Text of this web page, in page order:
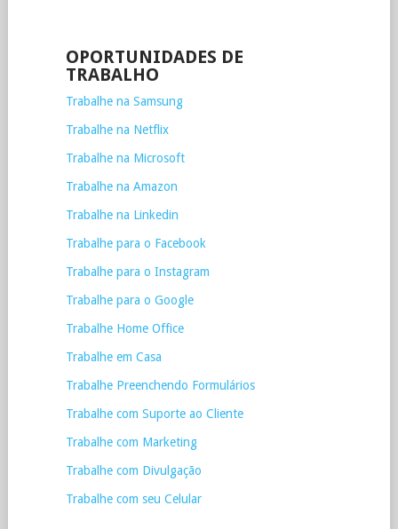
OPORTUNIDADES DE
TRABALHO
Trabalhe na Samsung
Trabalhe na Netflix
Trabalhe na Microsoft
Trabalhe na Amazon
Trabalhe na Linkedin
Trabalhe para o Facebook
Trabalhe para o Instagram
Trabalhe para o Google
Trabalhe Home Office
Trabalhe em Casa
Trabalhe Preenchendo Formulários
Trabalhe com Suporte ao Cliente
Trabalhe com Marketing
Trabalhe com Divulgação
Trabalhe com seu Celular